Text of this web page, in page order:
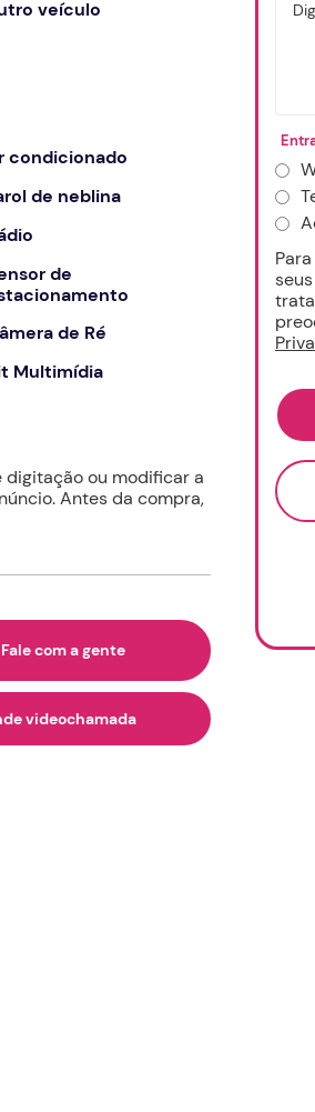
veículo
condicionado
de neblina
de
de Ré
Multimídia
digitação ou modificar a
Antes da compra,
Fale com a gente
videochamada